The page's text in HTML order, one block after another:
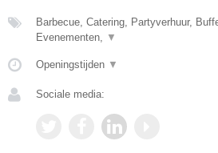
Barbecue, Catering, Partyverhuur,
Evenementen, ▼
Openingstijden ▼
Sociale media: